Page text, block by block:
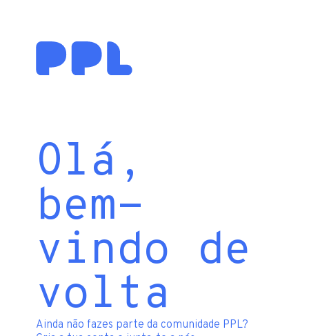
Olá,
bem-
vindo de
volta
Ainda não fazes parte da comunidade PPL?